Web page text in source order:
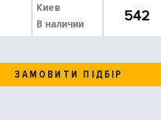
Киев
В наличии
542
ЗАМОВИТИ ПІДБІР